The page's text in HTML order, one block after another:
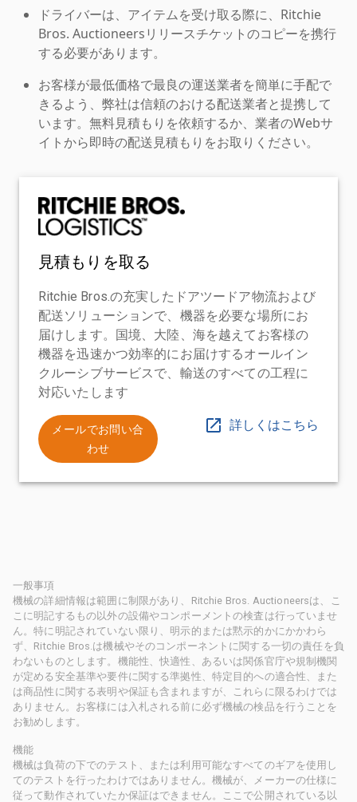
ドライバーは、アイテムを受け取る際に、Ritchie
Bros. Auctioneersリリースチケットのコピーを携行
する必要があります。
お客様が最低価格で最良の運送業者を簡単に手配で
きるよう、弊社は信頼のおける配送業者と提携して
います。無料見積もりを依頼するか、業者のWebサ
イトから即時の配送見積もりをお取りください。
見積もりを取る
Ritchie Bros.の充実したドアツードア物流および
配送ソリューションで、機器を必要な場所にお
届けします。国境、大陸、海を越えてお客様の
機器を迅速かつ効率的にお届けするオールイン
クルーシブサービスで、輸送のすべての工程に
対応いたします
メールでお問い合
わせ
詳しくはこちら
一般事項
機械の詳細情報は範囲に制限があり、Ritchie Bros. Auctioneersは、こ
こに明記するもの以外の設備やコンポーメントの検査は行っていませ
ん。特に明記されていない限り、明示的または黙示的かにかかわら
ず、Ritchie Bros.は機械やそのコンポーネントに関する一切の責任を負
わないものとします。機能性、快適性、あるいは関係官庁や規制機関
が定める安全基準や要件に関する準拠性、特定目的への適合性、また
は商品性に関する表明や保証も含まれますが、これらに限るわけでは
ありません。お客様には入札される前に必ず機械の検品を行うことを
お勧めします。
機能
機械は負荷の下でのテスト、または利用可能なすべてのギアを使用し
てのテストを行ったわけではありません。機械が、メーカーの仕様に
従って動作されていたか保証はできません。ここで公開されている以